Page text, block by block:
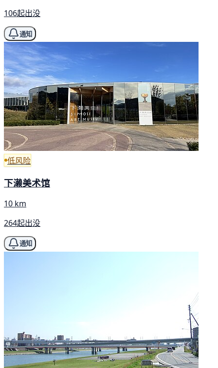
106起出没
通知
低风险
下濑美术馆
10 km
264起出没
通知